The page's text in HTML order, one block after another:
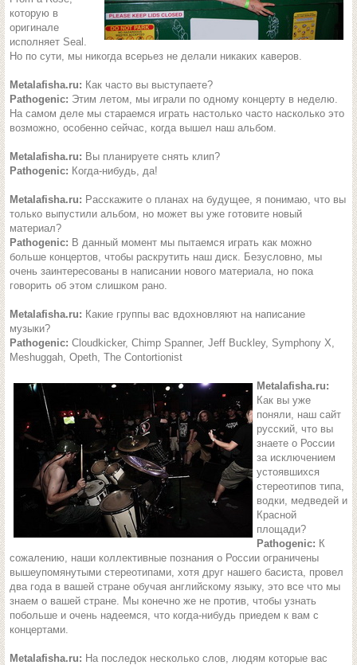
которую в
оригинале
исполняет Seal.
Но по сути, мы никогда всерьез не делали никаких каверов.
Metalafisha.ru: Как часто вы выступаете?
Pathogenic: Этим летом, мы играли по одному концерту в неделю.
На самом деле мы стараемся играть настолько часто насколько это
возможно, особенно сейчас, когда вышел наш альбом.
Metalafisha.ru: Вы планируете снять клип?
Pathogenic: Когда-нибудь, да!
Metalafisha.ru: Расскажите о планах на будущее, я понимаю, что вы
только выпустили альбом, но может вы уже готовите новый
материал?
Pathogenic: В данный момент мы пытаемся играть как можно
больше концертов, чтобы раскрутить наш диск. Безусловно, мы
очень заинтересованы в написании нового материала, но пока
говорить об этом слишком рано.
Metalafisha.ru: Какие группы вас вдохновляют на написание
музыки?
Pathogenic: Cloudkicker, Chimp Spanner, Jeff Buckley, Symphony X,
Meshuggah, Opeth, The Contortionist
Metalafisha.ru:
Как вы уже
поняли, наш сайт
русский, что вы
знаете о России
за исключением
устоявшихся
стереотипов типа,
водки, медведей и
Красной
площади?
Pathogenic: К
сожалению, наши коллективные познания о России ограничены
вышеупомянутыми стереотипами, хотя друг нашего басиста, провел
два года в вашей стране обучая английскому языку, это все что мы
знаем о вашей стране. Мы конечно же не против, чтобы узнать
побольше и очень надеемся, что когда-нибудь приедем к вам с
концертами.
Metalafisha.ru: На последок несколько слов, людям которые вас